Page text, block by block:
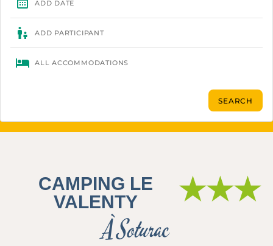
CAMPING LE
VALENTY
★★★
À Soturac